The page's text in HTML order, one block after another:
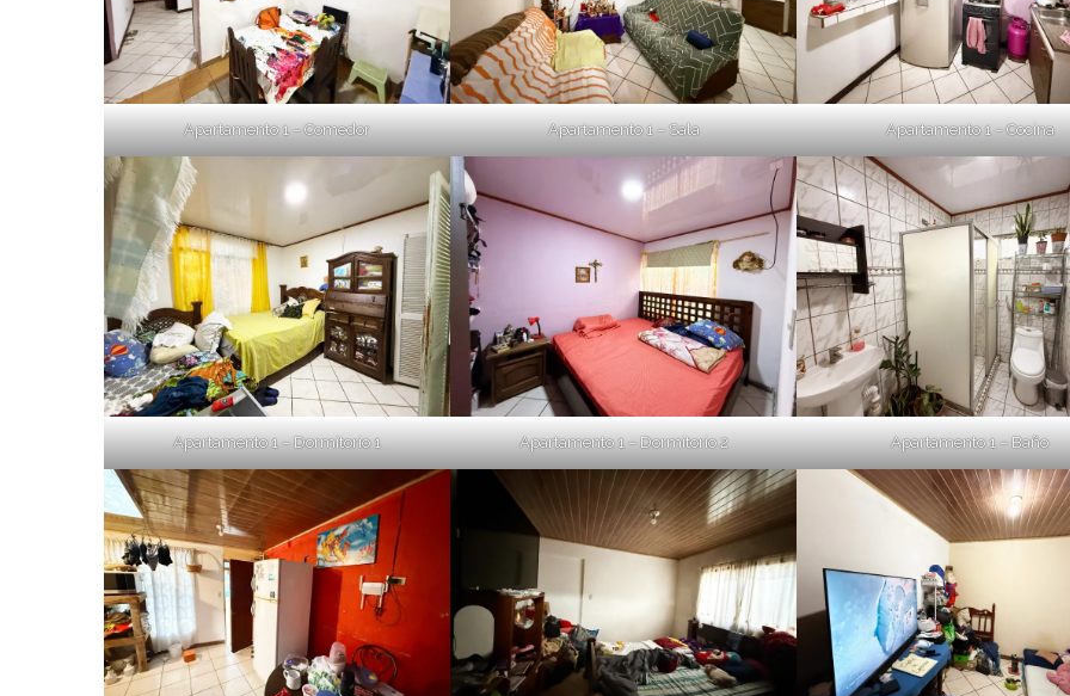
Apartamento 1 – Comedor Apartamento 1 – Sala Apartamento 1 – Cocina
Apartamento 1 – Dormitorio 1 Apartamento 1 – Dormitorio 2 Apartamento 1 – Baño